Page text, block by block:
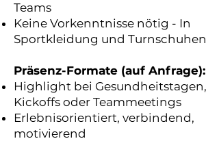
Teams
Keine Vorkenntnisse nötig - In
Sportkleidung und Turnschuhen
Präsenz-Formate (auf Anfrage):
Highlight bei Gesundheitstagen,
Kickoffs oder Teammeetings
Erlebnisorientiert, verbindend,
motivierend